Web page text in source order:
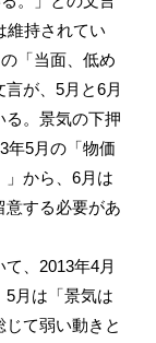
維持されてい
「当面、低め
が、5月と6月
る。景気の下押
年5月の「物価
」から、6月は
意する必要があ
、2013年4月
5月は「景気は
て弱い動きと